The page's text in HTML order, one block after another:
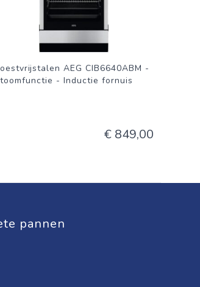
AEG CIB6640ABM -
- Inductie fornuis
€ 849,00
pannen